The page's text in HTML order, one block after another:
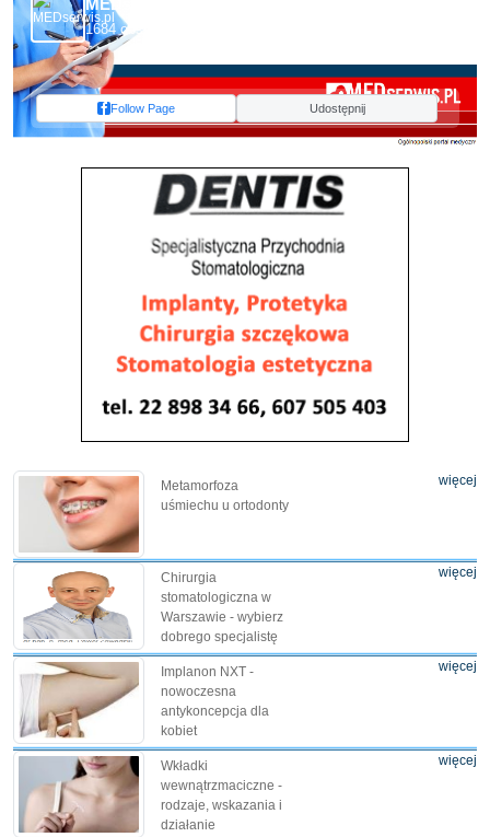
1684 obserwujących
Follow Page Udostępnij
Metamorfoza
uśmiechu u ortodonty
więcej
Chirurgia
stomatologiczna w
Warszawie - wybierz
dobrego specjalistę
więcej
Implanon NXT -
nowoczesna
antykoncepcja dla
kobiet
więcej
Wkładki
wewnątrzmaciczne -
rodzaje, wskazania i
działanie
więcej